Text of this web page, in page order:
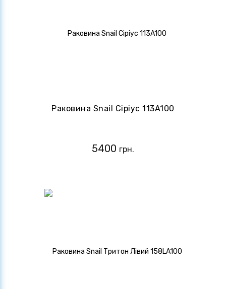
Раковина Snail Сіріус 113A100
5400 грн.